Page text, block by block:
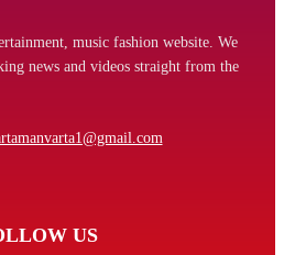
music fashion website. We
news and videos straight from the
US